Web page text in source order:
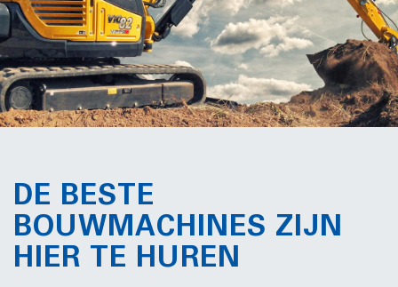
DE BESTE
BOUWMACHINES ZIJN
HIER TE HUREN